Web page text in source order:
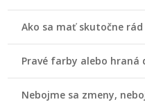
Ako sa mať skutočne rád
Pravé farby alebo hraná
Nebojme sa zmeny,